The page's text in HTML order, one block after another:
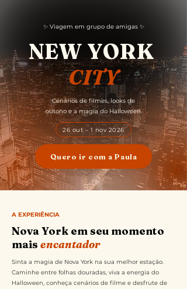
✨ Viagem em grupo de amigas ✨
NEW YORK
CITY
Cenários de filmes, looks de
outono e a magia do Halloween.
26 out – 1 nov 2026
Quero ir com a Paula
A EXPERIÊNCIA
Nova York em seu momento
mais encantador
Sinta a magia de Nova York na sua melhor estação.
Caminhe entre folhas douradas, viva a energia do
Halloween, conheça cenários de filme e desfrute de